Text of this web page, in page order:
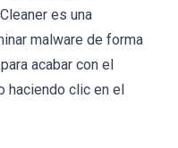
es una
malware de forma
acabar con el
haciendo clic en el